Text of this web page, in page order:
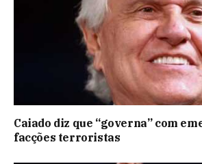
Caiado diz que “governa” com
facções terroristas